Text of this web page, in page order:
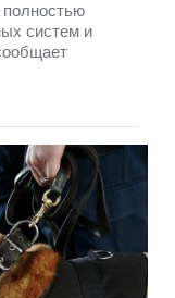
полностью
систем и